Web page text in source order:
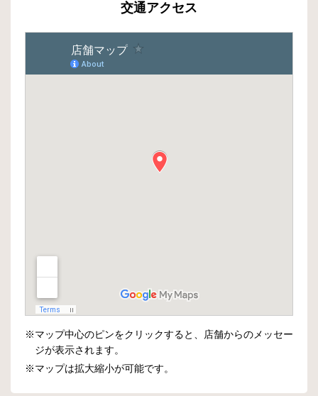
交通アクセス
※マップ中心のピンをクリックすると、店舗からのメッセー
ジが表示されます。
※マップは拡大縮小が可能です。